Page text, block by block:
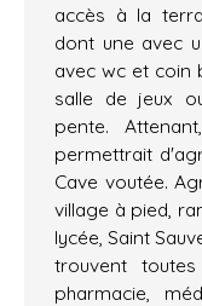
accès à la
dont une avec
avec wc et coin
salle de jeux
pente.
permettrait
Cave voutée.
village à pied,
lycée, Saint
trouvent
pharmacie,